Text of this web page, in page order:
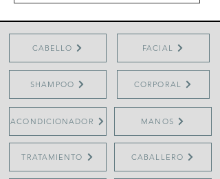
CABELLO
SHAMPOO
FACIAL
CORPORAL
ACONDICIONADOR MANOS
TRATAMIENTO CABALLERO